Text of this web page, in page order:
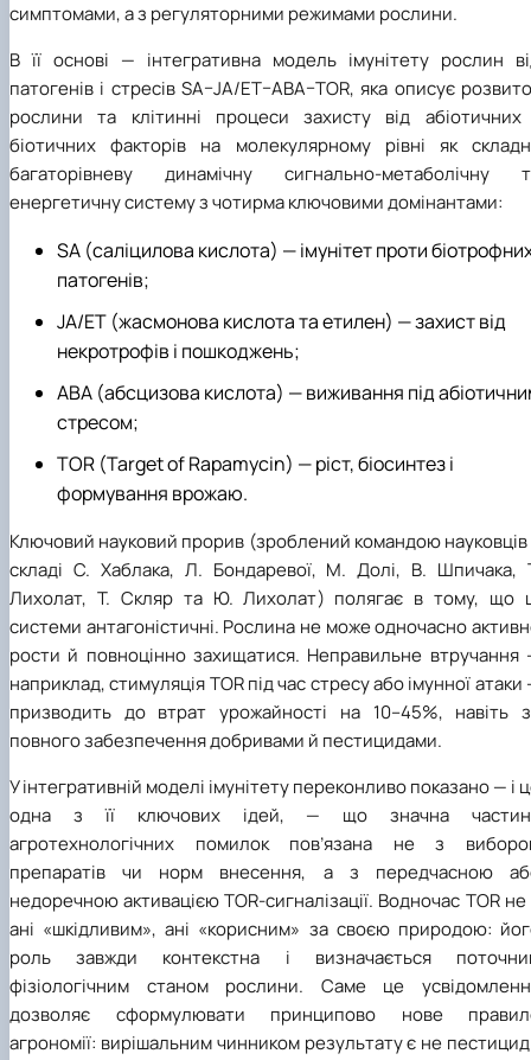
симптомами, а з регуляторними режимами рослини.
В її основі — інтегративна модель імунітету рослин
патогенів і стресів SA–JA/ET–ABA–TOR, яка описує
рослини та клітинні процеси захисту від абіотичних
біотичних факторів на молекулярному рівні як
багаторівневу динамічну сигнально-метаболічну
енергетичну систему з чотирма ключовими домінантами:
SA (саліцилова кислота) — імунітет проти
патогенів;
JA/ET (жасмонова кислота та етилен) — захист від
некротрофів і пошкоджень;
ABA (абсцизова кислота) — виживання під
стресом;
TOR (Target of Rapamycin) — ріст, біосинтез і
формування врожаю.
Ключовий науковий прорив (зроблений командою науковців
складі С. Хаблака, Л. Бондаревої, М. Долі, В. Шпичака,
Лихолат, Т. Скляр та Ю. Лихолат) полягає в тому, що
системи антагоністичні. Рослина не може одночасно
рости й повноцінно захищатися. Неправильне втручання
наприклад, стимуляція TOR під час стресу або імунної атаки
призводить до втрат урожайності на 10–45%, навіть
повного забезпечення добривами й пестицидами.
У інтегративній моделі імунітету переконливо показано — і
одна з її ключових ідей, — що значна
агротехнологічних помилок пов’язана не з
препаратів чи норм внесення, а з передчасною
недоречною активацією TOR-сигналізації. Водночас TOR не
ані «шкідливим», ані «корисним» за своєю природою:
роль завжди контекстна і визначається
фізіологічним станом рослини. Саме це
дозволяє сформулювати принципово нове
агрономії: вирішальним чинником результату є не